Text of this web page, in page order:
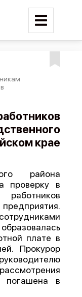
крае
района
проверку в
плате в
Прокурор
погашена в